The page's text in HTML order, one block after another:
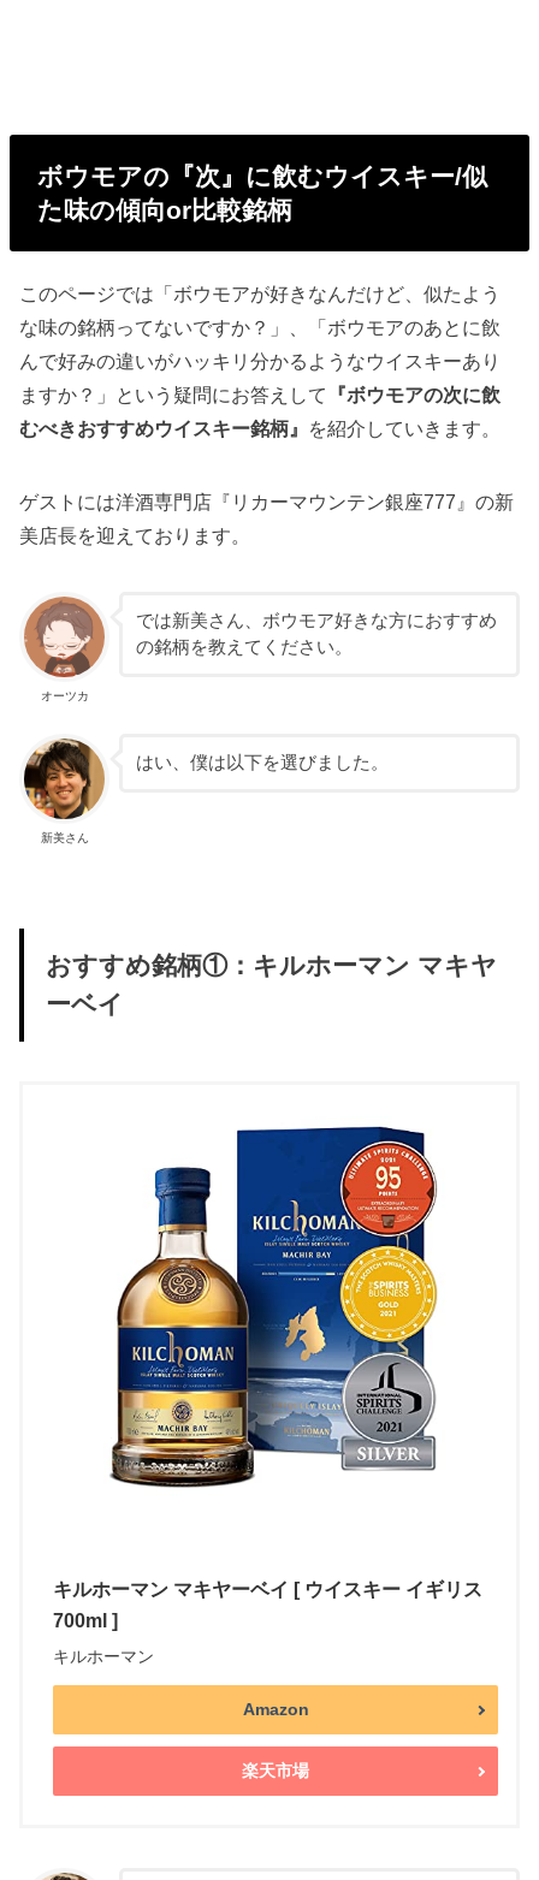
ボウモアの『次』に飲むウイスキー/似
た味の傾向or比較銘柄
このページでは「ボウモアが好きなんだけど、似たよう
な味の銘柄ってないですか？」、「ボウモアのあとに飲
んで好みの違いがハッキリ分かるようなウイスキーあり
ますか？」という疑問にお答えして
『ボウモアの次に飲
むべきおすすめウイスキー銘柄』 を紹介していきます。
ゲストには洋酒専門店『リカーマウンテン銀座777』の新
美店長を迎えております。
オーツカ
では新美さん、ボウモア好きな方におすすめ
の銘柄を教えてください。
新美さん
はい、僕は以下を選びました。
おすすめ銘柄①：キルホーマン マキヤ
ーベイ
キルホーマン マキヤーベイ [ ウイスキー イギリス
700ml ]
キルホーマン
Amazon
楽天市場